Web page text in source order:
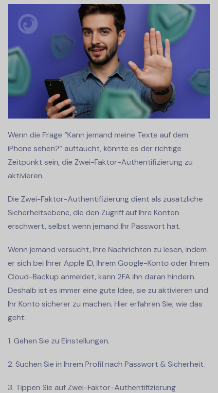
Wenn die Frage “Kann jemand meine Texte auf dem
iPhone sehen?” auftaucht, könnte es der richtige
Zeitpunkt sein, die Zwei-Faktor-Authentifizierung zu
aktivieren.
Die Zwei-Faktor-Authentifizierung dient als zusätzliche
Sicherheitsebene, die den Zugriff auf Ihre Konten
erschwert, selbst wenn jemand Ihr Passwort hat.
Wenn jemand versucht, Ihre Nachrichten zu lesen, indem
er sich bei Ihrer Apple ID, Ihrem Google-Konto oder Ihrem
Cloud-Backup anmeldet, kann 2FA ihn daran hindern.
Deshalb ist es immer eine gute Idee, sie zu aktivieren und
Ihr Konto sicherer zu machen. Hier erfahren Sie, wie das
geht:
1. Gehen Sie zu Einstellungen.
2. Suchen Sie in Ihrem Profil nach Passwort & Sicherheit.
3. Tippen Sie auf Zwei-Faktor-Authentifizierung